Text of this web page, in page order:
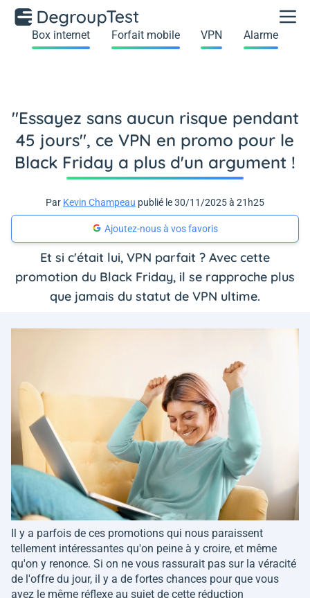
Box internet Forfait mobile VPN Alarme
"Essayez sans aucun risque pendant
45 jours", ce VPN en promo pour le
Black Friday a plus d'un argument !
Par Kevin Champeau publié le 30/11/2025 à 21h25
Ajoutez-nous à vos favoris
Et si c'était lui, VPN parfait ? Avec cette
promotion du Black Friday, il se rapproche plus
que jamais du statut de VPN ultime.
Il y a parfois de ces promotions qui nous paraissent
tellement intéressantes qu'on peine à y croire, et même
qu'on y renonce. Si on ne vous rassurait pas sur la véracité
de l'offre du jour, il y a de fortes chances pour que vous
ayez le même réflexe au sujet de cette réduction